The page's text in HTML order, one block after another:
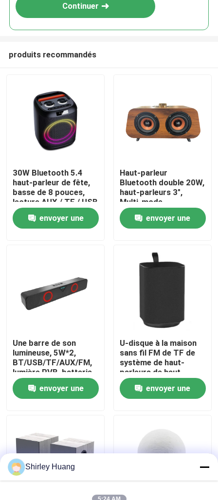
À la maison
À propos de nous
Visite de l'usine
Contrôle de la qualité
Nous contacter
Les affaires
Demandez un devis
Clavier et souris d'ordinateur de câble
Continuer
produits recommandés
30W Bluetooth 5.4
haut-parleur de fête,
basse de 8 pouces,
lecture AUX / TF / USB
envoyer une
Haut-parleur
Bluetooth double 20W,
haut-parleurs 3",
Multi-mode
(BT/FM/USB/TF/AUX),
batterie 18650
envoyer une
Une barre de son
lumineuse, 5W*2,
BT/USB/TF/AUX/FM,
lumière RVB, batterie
de 1200 mAh
envoyer une
U-disque à la maison
sans fil FM de TF de
système de haut-
parleurs de haut-
parleur de haute
fidélité portatif de 5W
Bluetooth aux.
envoyer une
Shirley Huang